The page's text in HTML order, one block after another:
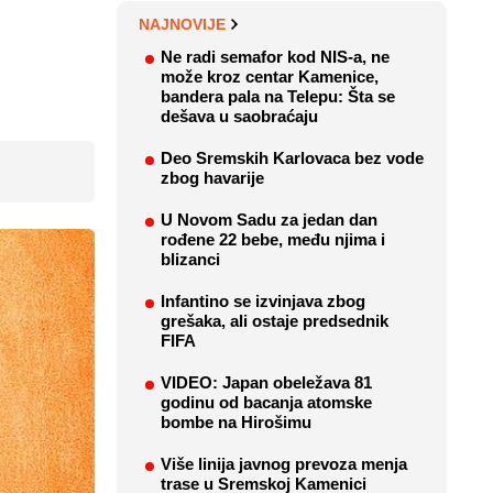
NAJNOVIJE
Ne radi semafor kod NIS-a, ne
može kroz centar Kamenice,
bandera pala na Telepu: Šta se
dešava u saobraćaju
Deo Sremskih Karlovaca bez vode
zbog havarije
U Novom Sadu za jedan dan
rođene 22 bebe, među njima i
blizanci
Infantino se izvinjava zbog
grešaka, ali ostaje predsednik
FIFA
VIDEO: Japan obeležava 81
godinu od bacanja atomske
bombe na Hirošimu
Više linija javnog prevoza menja
trase u Sremskoj Kamenici